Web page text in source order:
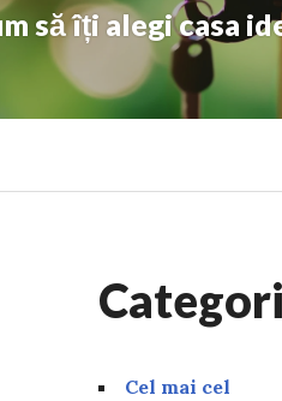
să îți alegi casa
Cel mai cel